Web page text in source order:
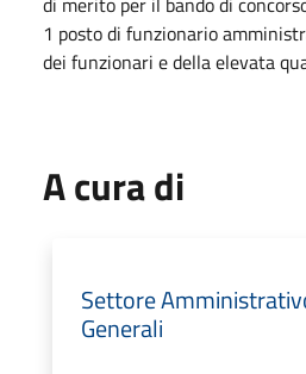
1 posto di funzionario
dei funzionari e della elevata
A cura di
Settore
Generali